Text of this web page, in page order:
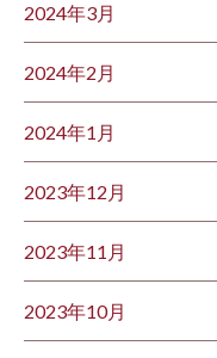
2024年3月
2024年2月
2024年1月
2023年12月
2023年11月
2023年10月